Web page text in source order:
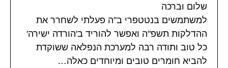
שלום וברכה
למשתמשים בנטטפרי ב"ה פעלתי לשחרר את
ההדלקות תשפ"ה ואפשר להוריד ב'הורדה ישירה'
כל טוב ותודה רבה למערכת הנפלאה ששוקדת
להביא חומרים טובים ומיוחדים כאלה…